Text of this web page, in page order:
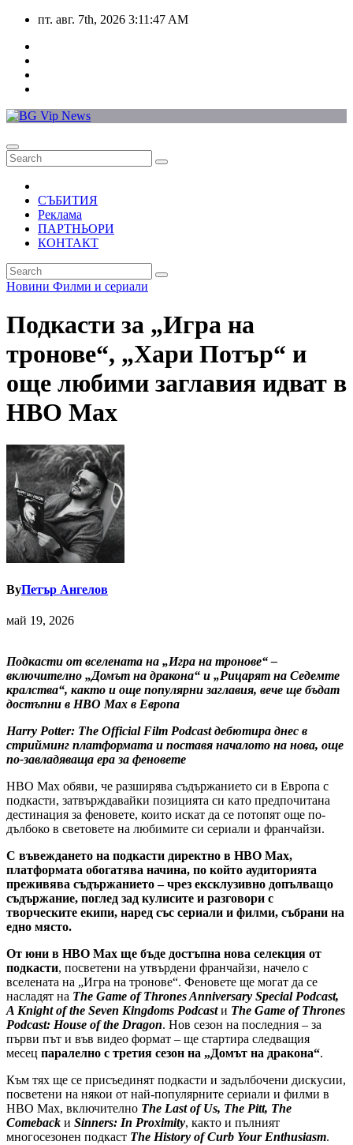
Skip
content
пт. авг. 7th, 2026 3:11:48 AM
СЪБИТИЯ
Реклама
ПАРТНЬОРИ
КОНТАКТ
Новини Филми и сериали
Подкасти за „Игра на
тронове“, „Хари Потър“ и
още любими заглавия идват в
HBO Max
ByПетър Ангелов
май 19, 2026
Подкасти от вселената на „Игра на тронове“ –
включително „Домът на дракона“ и „Рицарят на Седемте
кралства“, както и още популярни заглавия, вече ще бъдат
достъпни в HBO Max в Европа
Harry Potter: The Official Film Podcast дебютира днес в
стрийминг платформата и поставя началото на нова, още
по-завладяваща ера за феновете
HBO Max обяви, че разширява съдържанието си в Европа с
подкасти, затвърждавайки позицията си като предпочитана
дестинация за феновете, които искат да се потопят още по-
дълбоко в световете на любимите си сериали и франчайзи.
С въвеждането на подкасти директно в HBO Max,
платформата обогатява начина, по който аудиторията
преживява съдържанието – чрез ексклузивно допълващо
съдържание, поглед зад кулисите и разговори с
творческите екипи, наред със сериали и филми, събрани на
едно място.
От юни в HBO Max ще бъде достъпна нова селекция от
подкасти, посветени на утвърдени франчайзи, начело с
вселената на „Игра на тронове“. Феновете ще могат да се
насладят на The Game of Thrones Anniversary Special Podcast,
A Knight of the Seven Kingdoms Podcastи The Game of Thrones
Podcast: House of the Dragon. Нов сезон на последния – за
първи път и във видео формат – ще стартира следващия
месец паралелно с третия сезон на „Домът на дракона“.
Към тях ще се присъединят подкасти и задълбочени дискусии,
посветени на някои от най-популярните сериали и филми в
HBO Max, включително The Last of Us, The Pitt, The
Comeback и Sinners: In Proximity, както и пълният
многосезонен подкаст The History of Curb Your Enthusiasm.